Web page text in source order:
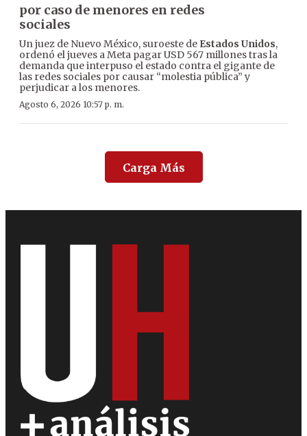
por caso de menores en redes
sociales
Un juez de Nuevo México, suroeste de Estados Unidos,
ordenó el jueves a Meta pagar USD 567 millones tras la
demanda que interpuso el estado contra el gigante de
las redes sociales por causar “molestia pública” y
perjudicar a los menores.
Agosto 6, 2026 10:57 p. m.
Carga Más